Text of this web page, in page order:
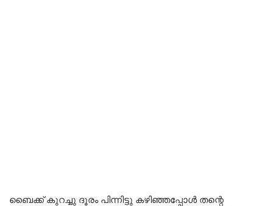
ബൈക്ക് കുറച്ചു ദൂരം പിന്നിട്ടു കഴിഞ്ഞപ്പോൾ തന്റെ